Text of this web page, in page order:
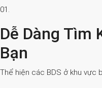
01.
Dễ Dàng Tìm
Bạn
Thể hiện các BDS ở khu vực